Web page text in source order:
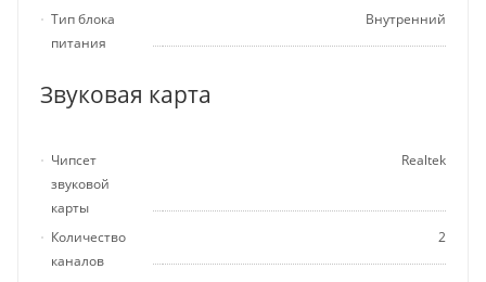
Тип блока
питания
Внутренний
Звуковая карта
Чипсет
звуковой
карты
Realtek
Количество
каналов
2